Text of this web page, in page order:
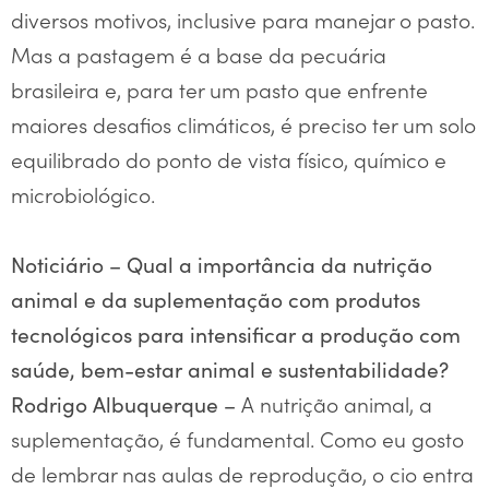
diversos motivos, inclusive para manejar o pasto.
Mas a pastagem é a base da pecuária
brasileira e, para ter um pasto que enfrente
maiores desafios climáticos, é preciso ter um solo
equilibrado do ponto de vista físico, químico e
microbiológico.
Noticiário – Qual a importância da nutrição
animal e da suplementação com produtos
tecnológicos para intensificar a produção com
saúde, bem-estar animal e sustentabilidade?
Rodrigo Albuquerque – A nutrição animal, a
suplementação, é fundamental. Como eu gosto
de lembrar nas aulas de reprodução, o cio entra